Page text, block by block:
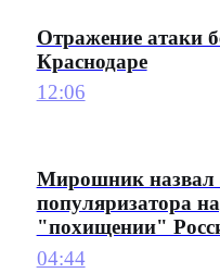
Отражение атаки
Краснодаре
12:06
Мирошник назвал
популяризатора
"похищении"
04:44